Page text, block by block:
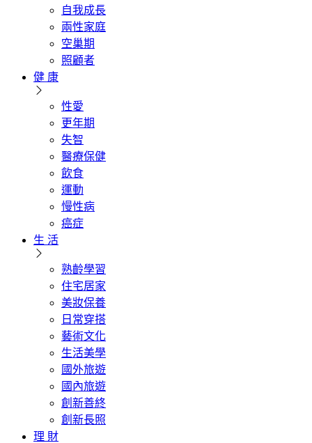
自我成長
兩性家庭
空巢期
照顧者
健 康
性愛
更年期
失智
醫療保健
飲食
運動
慢性病
癌症
生 活
熟齡學習
住宅居家
美妝保養
日常穿搭
藝術文化
生活美學
國外旅遊
國內旅遊
創新善終
創新長照
理 財